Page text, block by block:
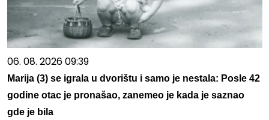
06. 08. 2026 09:39
Marija (3) se igrala u dvorištu i samo je nestala: Posle 42
godine otac je pronašao, zanemeo je kada je saznao
gde je bila